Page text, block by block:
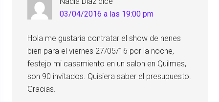
03/04/2016 a las 19:00 pm
Hola me gustaria contratar el show de nenes
bien para el viernes 27/05/16 por la noche,
festejo mi casamiento en un salon en Quilmes,
son 90 invitados. Quisiera saber el presupuesto.
Gracias.